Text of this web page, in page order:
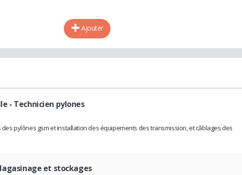
Ajouter
- Technicien pylones
pylônes gsm et installation des équipements des transmission, et câblages des
et stockages